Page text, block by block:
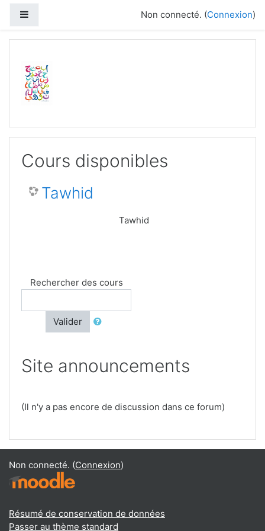
Non connecté. (Connexion)
Cours disponibles
Tawhid
Tawhid
Rechercher des cours
Valider
Site announcements
(Il n'y a pas encore de discussion dans ce forum)
Non connecté. (Connexion)
Résumé de conservation de données
Passer au thème standard